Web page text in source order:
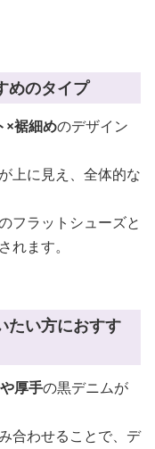
めのタイプ
×裾細めのデザイン
上に見え、全体的な
フラットシューズと
れます。
たい方におすす
厚手の黒デニムが
合わせることで、デ